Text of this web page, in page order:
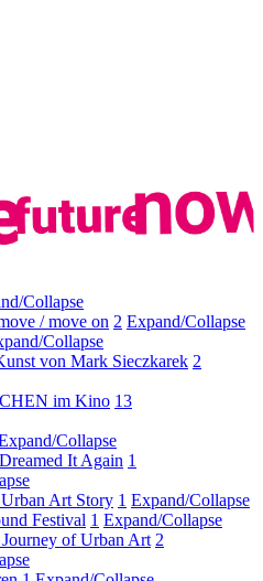
Collapse
/ move on 2 Expand/Collapse
Collapse
von Mark Sieczkarek 2
im Kino 13
Collapse
It Again 1
Art Story 1 Expand/Collapse
Festival 1 Expand/Collapse
of Urban Art 2